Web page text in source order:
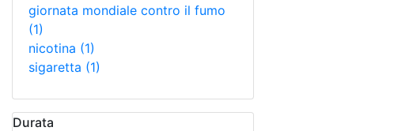
giornata mondiale contro il fumo
(1)
nicotina (1)
sigaretta (1)
Durata